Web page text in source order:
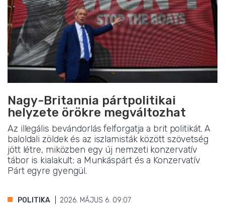
Nagy-Britannia pártpolitikai
helyzete örökre megváltozhat
Az illegális bevándorlás felforgatja a brit politikát. A
baloldali zöldek és az iszlamisták között szövetség
jött létre, miközben egy új nemzeti konzervatív
tábor is kialakult; a Munkáspárt és a Konzervatív
Párt egyre gyengül.
POLITIKA 2026. MÁJUS 6. 09:07